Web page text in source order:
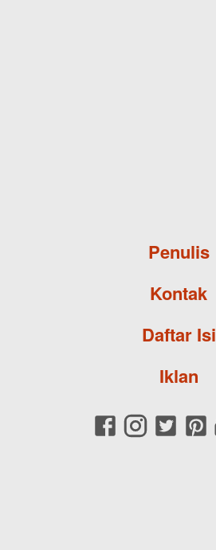
Penulis
Kontak
Daftar Isi
Iklan